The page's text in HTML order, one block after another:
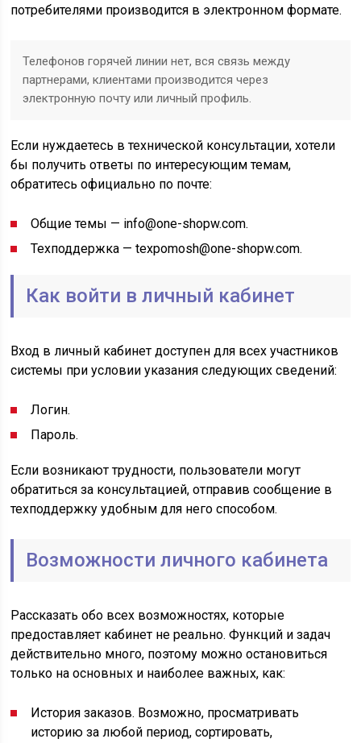
потребителями производится в электронном формате.
Телефонов горячей линии нет, вся связь между
партнерами, клиентами производится через
электронную почту или личный профиль.
Если нуждаетесь в технической консультации, хотели
бы получить ответы по интересующим темам,
обратитесь официально по почте:
Общие темы — info@one-shоpw.cоm.
Техподдержка — texpomosh@one-shopw.com.
Как войти в личный кабинет
Вход в личный кабинет доступен для всех участников
системы при условии указания следующих сведений:
Логин.
Пароль.
Если возникают трудности, пользователи могут
обратиться за консультацией, отправив сообщение в
техподдержку удобным для него способом.
Возможности личного кабинета
Рассказать обо всех возможностях, которые
предоставляет кабинет не реально. Функций и задач
действительно много, поэтому можно остановиться
только на основных и наиболее важных, как:
История заказов. Возможно, просматривать
историю за любой период, сортировать,